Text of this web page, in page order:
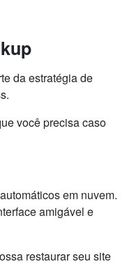
da estratégia de
você precisa caso
em nuvem.
amigável e
restaurar seu site